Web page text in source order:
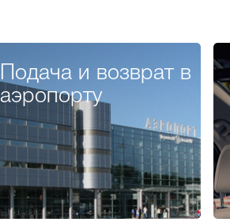
Подача и возврат в
аэропорту